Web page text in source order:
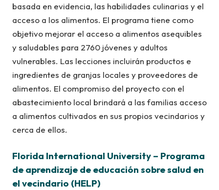
basada en evidencia, las habilidades culinarias y el
acceso a los alimentos. El programa tiene como
objetivo mejorar el acceso a alimentos asequibles
y saludables para 2760 jóvenes y adultos
vulnerables. Las lecciones incluirán productos e
ingredientes de granjas locales y proveedores de
alimentos. El compromiso del proyecto con el
abastecimiento local brindará a las familias acceso
a alimentos cultivados en sus propios vecindarios y
cerca de ellos.
Florida International University – Programa
de aprendizaje de educación sobre salud en
el vecindario (HELP)